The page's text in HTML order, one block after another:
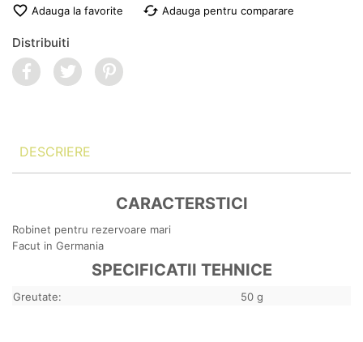
favorite_border Adauga la favorite cached Adauga pentru comparare
Distribuiti
DESCRIERE
CARACTERSTICI
Robinet pentru rezervoare mari
Facut in Germania
SPECIFICATII TEHNICE
Greutate: 50 g